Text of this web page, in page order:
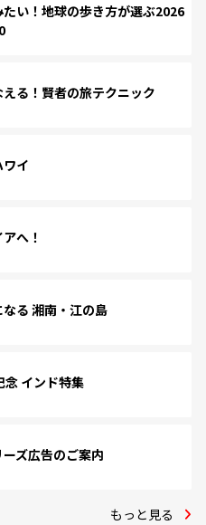
い！地球の歩き方が選ぶ2026
る！賢者の旅テクニック
イ
へ！
る 湘南・江の島
念 インド特集
ーズ広告のご案内
もっと見る